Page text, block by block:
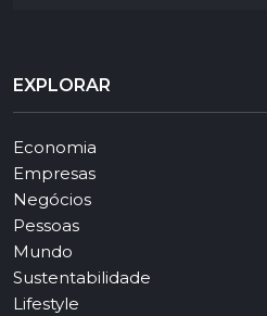
EXPLORAR
Economia
Empresas
Negócios
Pessoas
Mundo
Sustentabilidade
Lifestyle